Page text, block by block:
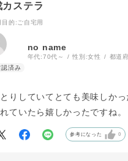
カステラ
目的 :ご自宅用
no name
年代:70代～ 性別:女性 都道
りしていてとても美味しか
れていたら嬉しかったですね。
参考になった 0